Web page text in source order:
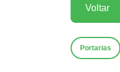
Voltar
Portarias